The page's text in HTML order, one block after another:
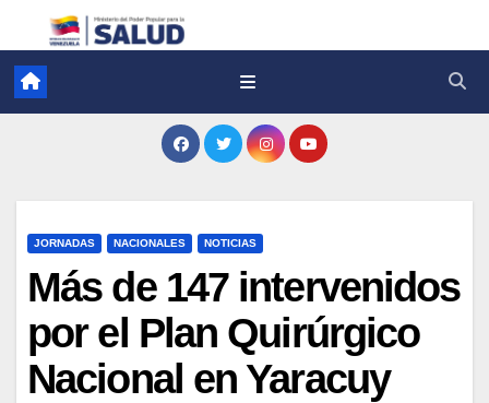
JORNADAS NACIONALES NOTICIAS
Más de 147 intervenidos
por el Plan Quirúrgico
Nacional en Yaracuy